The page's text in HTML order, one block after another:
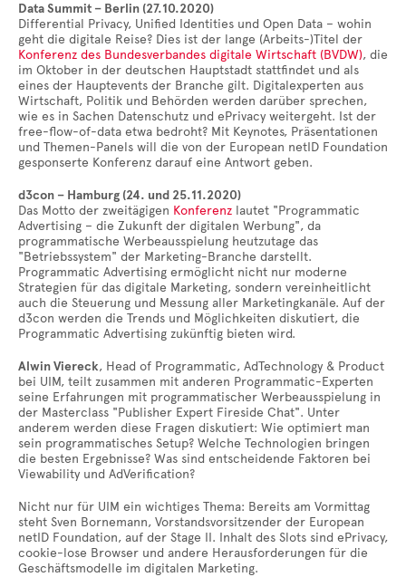
Data Summit – Berlin (27.10.2020)
Differential Privacy, Unified Identities und Open Data – wohin
geht die digitale Reise? Dies ist der lange (Arbeits-)Titel der
Konferenz des Bundesverbandes digitale Wirtschaft (BVDW), die
im Oktober in der deutschen Hauptstadt stattfindet und als
eines der Hauptevents der Branche gilt. Digitalexperten aus
Wirtschaft, Politik und Behörden werden darüber sprechen,
wie es in Sachen Datenschutz und ePrivacy weitergeht. Ist der
free-flow-of-data etwa bedroht? Mit Keynotes, Präsentationen
und Themen-Panels will die von der European netID Foundation
gesponserte Konferenz darauf eine Antwort geben.
d3con – Hamburg (24. und 25.11.2020)
Das Motto der zweitägigen Konferenz lautet "Programmatic
Advertising – die Zukunft der digitalen Werbung", da
programmatische Werbeausspielung heutzutage das
"Betriebssystem" der Marketing-Branche darstellt.
Programmatic Advertising ermöglicht nicht nur moderne
Strategien für das digitale Marketing, sondern vereinheitlicht
auch die Steuerung und Messung aller Marketingkanäle. Auf der
d3con werden die Trends und Möglichkeiten diskutiert, die
Programmatic Advertising zukünftig bieten wird.
Alwin Viereck, Head of Programmatic, AdTechnology & Product
bei UIM, teilt zusammen mit anderen Programmatic-Experten
seine Erfahrungen mit programmatischer Werbeausspielung in
der Masterclass "Publisher Expert Fireside Chat". Unter
anderem werden diese Fragen diskutiert: Wie optimiert man
sein programmatisches Setup? Welche Technologien bringen
die besten Ergebnisse? Was sind entscheidende Faktoren bei
Viewability und AdVerification?
Nicht nur für UIM ein wichtiges Thema: Bereits am Vormittag
steht Sven Bornemann, Vorstandsvorsitzender der European
netID Foundation, auf der Stage II. Inhalt des Slots sind ePrivacy,
cookie-lose Browser und andere Herausforderungen für die
Geschäftsmodelle im digitalen Marketing.